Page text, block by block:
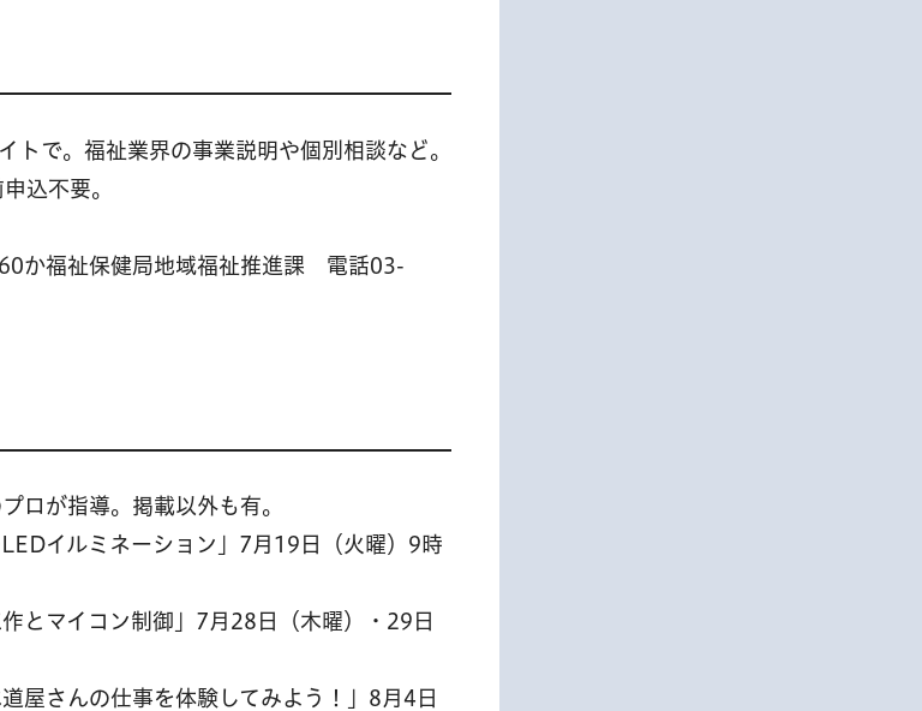
で。福祉業界の事業説明や個別相談など。
込不要。
か福祉保健局地域福祉推進課 電話03-
ロが指導。掲載以外も有。
LEDイルミネーション」7月19日（火曜）9時
作とマイコン制御」7月28日（木曜）・29日
道屋さんの仕事を体験してみよう！」8月4日